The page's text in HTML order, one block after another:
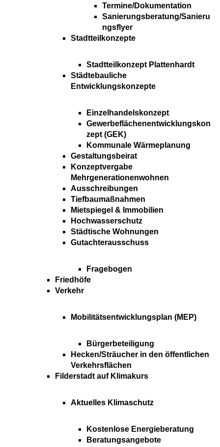
Termine/Dokumentation
Sanierungsberatung/Sanieru
ngsflyer
Stadtteilkonzepte
Stadtteilkonzept Plattenhardt
Städtebauliche
Entwicklungskonzepte
Einzelhandelskonzept
Gewerbeflächenentwicklungskon
zept (GEK)
Kommunale Wärmeplanung
Gestaltungsbeirat
Konzeptvergabe
Mehrgenerationenwohnen
Ausschreibungen
Tiefbaumaßnahmen
Mietspiegel & Immobilien
Hochwasserschutz
Städtische Wohnungen
Gutachterausschuss
Fragebogen
Friedhöfe
Verkehr
Mobilitätsentwicklungsplan (MEP)
Bürgerbeteiligung
Hecken/Sträucher in den öffentlichen
Verkehrsflächen
Filderstadt auf Klimakurs
Aktuelles Klimaschutz
Kostenlose Energieberatung
Beratungsangebote